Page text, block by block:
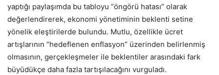
yaptığı paylaşımda bu tabloyu “öngörü hatası” olarak
değerlendirerek, ekonomi yönetiminin beklenti setine
yönelik eleştirilerde bulundu. Mutlu, özellikle ücret
artışlarının “hedeflenen enflasyon” üzerinden belirlenmiş
olmasının, gerçekleşmeler ile beklentiler arasındaki fark
büyüdükçe daha fazla tartışılacağını vurguladı.